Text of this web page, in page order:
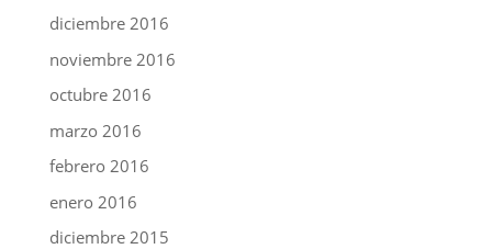
diciembre 2016
noviembre 2016
octubre 2016
marzo 2016
febrero 2016
enero 2016
diciembre 2015